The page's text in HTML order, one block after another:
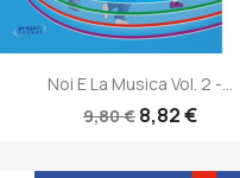
Noi E La Musica Vol. 2 -...
9,80 € 8,82 €